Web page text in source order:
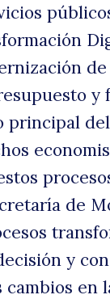
y
principal
de
y
en